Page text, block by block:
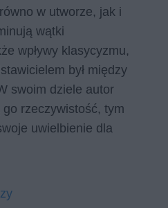
w utworze, jak i
wątki
wpływy klasycyzmu,
był między
swoim dziele autor
go rzeczywistość, tym
uwielbienie dla